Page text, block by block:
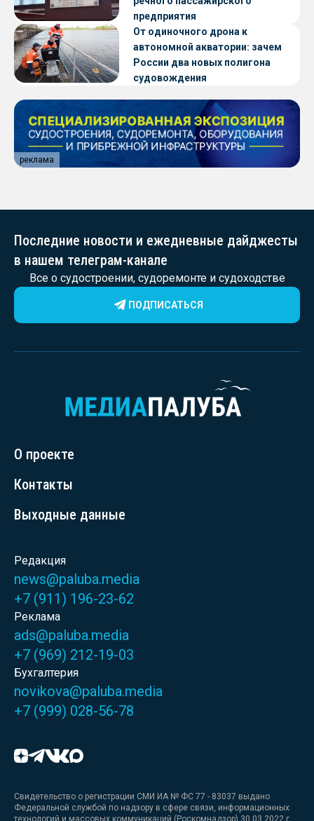
предприятия
От одиночного дрона к
автономной акватории: зачем
России два новых полигона
судовождения
реклама
Последние новости и ежедневные дайджесты
в нашем телеграм-канале
Все о судостроении, судоремонте и судоходстве
ПОДПИСАТЬСЯ
О проекте
Контакты
Выходные данные
Редакция
news@paluba.media
+7 (911) 196-23-62
Реклама
ads@paluba.media
+7 (969) 212-19-03
Бухгалтерия
novikova@paluba.media
+7 (999) 028-56-78
Свидетельство о регистрации СМИ ИА № ФС 77 - 83037 выдано
Федеральной службой по надзору в сфере связи, информационных
технологий и массовых коммуникаций (Роскомнадзор) 30.03.2022 г.